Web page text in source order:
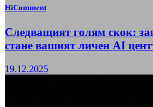
HiComment
Следващият голям скок:
стане вашият личен AI
19.12.2025